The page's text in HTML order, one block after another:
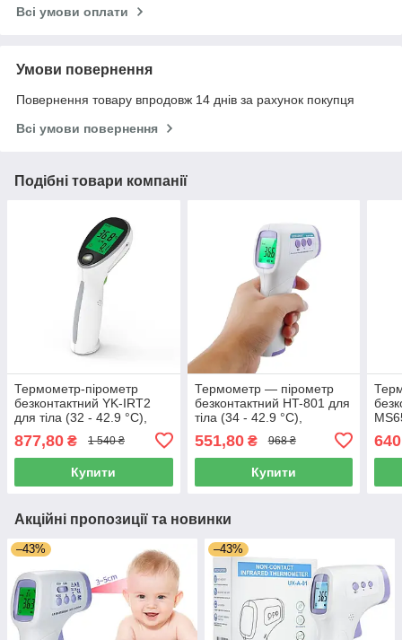
Всі умови оплати
Умови повернення
Повернення товару впродовж 14 днів за рахунок покупця
Всі умови повернення
Подібні товари компанії
Термометр-пірометр
безконтактний YK-IRT2
для тіла (32 - 42.9 °C),
877,80 ₴ 1 540 ₴
Купити
Термометр — пірометр
безконтактний HT-801 для
тіла (34 - 42.9 °C),
551,80₴ 968 ₴
Купити
°C)
Акційні пропозиції та новинки
–43% –43%